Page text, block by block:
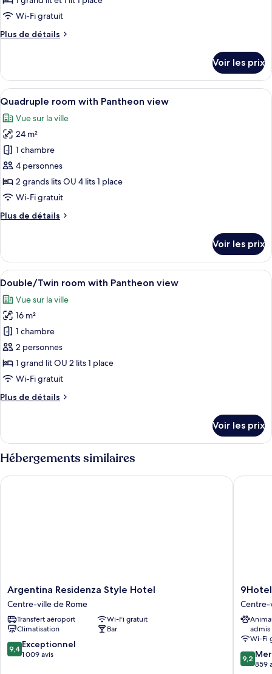
view
de
chambre :
Junior
Pantheon
view
Wi-Fi gratuit
Plus de détails
Plus
le
type
de
chambre
Junior
Suite
with
Pantheon
view
Voir les prix
Afficher
toutes
les
photos
pour
ce
type
de
chambre :
Quadruple
Pantheon
view
Une chambre d’hôtel avec un lit, un
6
Quadruple room with Pantheon view
Vue sur la ville
24 m²
1 chambre
4 personnes
2 grands lits OU 4 lits 1 place
Wi-Fi gratuit
Plus de détails
Plus
le
type
de
Quadruple
room
with
Pantheon
view
Voir les prix
Afficher
toutes
les
photos
pour
ce
type
de
chambre :
Double/Twin
Pantheon
view
Un bâtiment historique à
14
Double/Twin room with Pantheon view
Vue sur la ville
16 m²
1 chambre
2 personnes
1 grand lit OU 2 lits 1 place
Wi-Fi gratuit
Plus de détails
Plus
le
type
de
chambre
Double/Twin
Voir les prix
Hébergements similaires
Argentina
Residenza
Style
Hotel
Centre-
ville
de
Argentina Residenza Style Hotel
Centre-ville de Rome
Transfert aéroport
Wi-Fi gratuit
Climatisation
Bar
9.4
sur
9,4 Exceptionnel
1 009 avis
Argentina Residenza Style Hotel
9Hotel
Cesari
Centre-
ville
Rome
Centre-
admis
Wi-Fi
9.2
sur
9,2
859
9Hotel